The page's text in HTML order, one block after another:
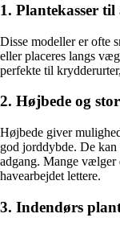
1. Plantekasser til
Disse modeller er ofte
eller placeres langs
perfekte til
2. Højbede og
Højbede giver
god jorddybde. De kan
adgang. Mange vælger
havearbejdet lettere.
3. Indendørs